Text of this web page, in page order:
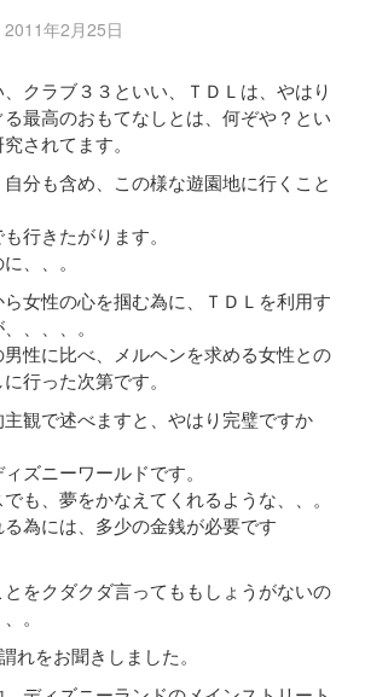
2011年2月25日
クラブ３３といい、ＴＤＬは、やはり
最高のおもてなしとは、何ぞや？とい
されてます。
分も含め、この様な遊園地に行くこと
行きたがります。
、、。
女性の心を掴む為に、ＴＤＬを利用す
、、、。
性に比べ、メルヘンを求める女性との
行った次第です。
観で述べますと、やはり完璧ですか
ズニーワールドです。
も、夢をかなえてくれるような、、。
為には、多少の金銭が必要です
をクダクダ言ってももしょうがないの
。
れをお聞きしました。